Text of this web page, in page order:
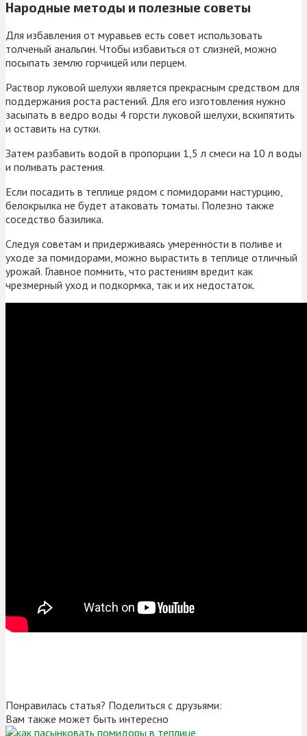
Народные методы и полезные советы
Для избавления от муравьев есть совет использовать
толченый анальгин. Чтобы избавиться от слизней, можно
посыпать землю горчицей или перцем.
Раствор луковой шелухи является прекрасным средством для
поддержания роста растений. Для его изготовления нужно
засыпать в ведро воды 4 горсти луковой шелухи, вскипятить
и оставить на сутки.
Затем разбавить водой в пропорции 1,5 л смеси на 10 л воды
и поливать растения.
Если посадить в теплице рядом с помидорами настурцию,
белокрылка не будет атаковать томаты. Полезно также
соседство базилика.
Следуя советам и придерживаясь умеренности в поливе и
уходе за помидорами, можно вырастить в теплице отличный
урожай. Главное помнить, что растениям вредит как
чрезмерный уход и подкормка, так и их недостаток.
Понравилась статья? Поделиться с друзьями:
Вам также может быть интересно